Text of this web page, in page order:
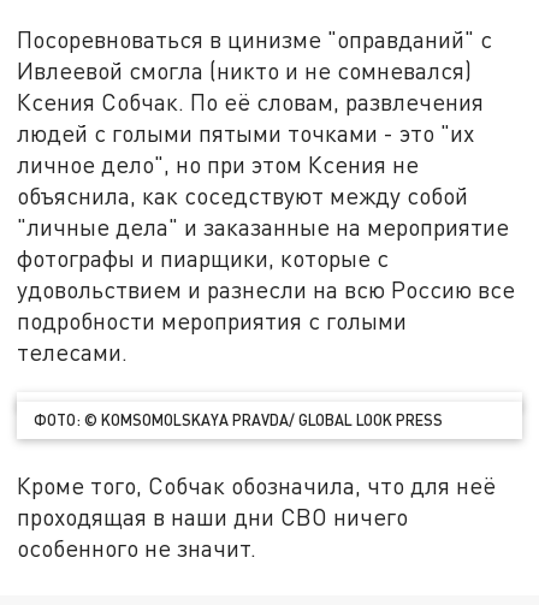
Посоревноваться в цинизме "оправданий" с
Ивлеевой смогла (никто и не сомневался)
Ксения Собчак. По её словам, развлечения
людей с голыми пятыми точками - это "их
личное дело", но при этом Ксения не
объяснила, как соседствуют между собой
"личные дела" и заказанные на мероприятие
фотографы и пиарщики, которые с
удовольствием и разнесли на всю Россию все
подробности мероприятия с голыми
телесами.
ФОТО: © KOMSOMOLSKAYA PRAVDA/ GLOBAL LOOK PRESS
Кроме того, Собчак обозначила, что для неё
проходящая в наши дни СВО ничего
особенного не значит.